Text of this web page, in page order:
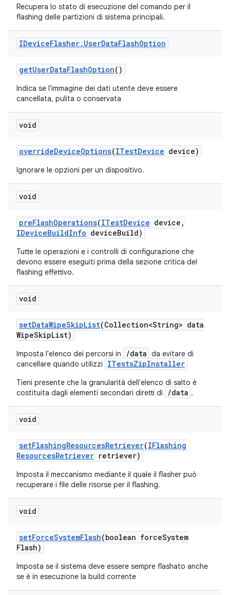
Recupera lo stato di esecuzione del comando per il
flashing delle partizioni di sistema principali.
IDeviceFlasher. UserDataFlashOption
getUserDataFlashOption()
Indica se l'immagine dei dati utente deve essere
cancellata, pulita o conservata
void
overrideDeviceOptions(ITestDevice device)
Ignorare le opzioni per un dispositivo.
void
preFlashOperations(ITestDevice device ,
IDeviceBuildInfo deviceBuild)
Tutte le operazioni e i controlli di configurazione che
devono essere eseguiti prima della sezione critica del
flashing effettivo.
void
setDataWipeSkipList(Collection<String> data
WipeSkipList)
Imposta l'elenco dei percorsi in /data da evitare di
cancellare quando utilizzi
ITestsZipInstaller
Tieni presente che la granularità dell'elenco di salto è
costituita dagli elementi secondari diretti di
/data .
void
setFlashingResourcesRetriever(IFlashing
ResourcesRetriever retriever)
Imposta il meccanismo mediante il quale il flasher può
recuperare i file delle risorse per il flashing.
void
setForceSystemFlash(boolean forceSystem
Flash)
Imposta se il sistema deve essere sempre flashato anche
se è in esecuzione la build corrente